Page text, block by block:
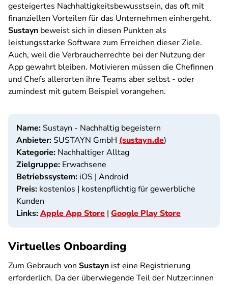
gesteigertes Nachhaltigkeitsbewusstsein, das oft mit
finanziellen Vorteilen für das Unternehmen einhergeht.
Sustayn beweist sich in diesen Punkten als
leistungsstarke Software zum Erreichen dieser Ziele.
Auch, weil die Verbraucherrechte bei der Nutzung der
App gewahrt bleiben. Motivieren müssen die Chefinnen
und Chefs allerorten ihre Teams aber selbst - oder
zumindest mit gutem Beispiel vorangehen.
Name: Sustayn - Nachhaltig begeistern
Anbieter: SUSTAYN GmbH (sustayn.de)
Kategorie: Nachhaltiger Alltag
Zielgruppe: Erwachsene
Betriebssystem: iOS | Android
Preis: kostenlos | kostenpflichtig für gewerbliche
Kunden
Links:Apple App Store | Google Play Store
Virtuelles Onboarding
Zum Gebrauch von Sustayn ist eine Registrierung
erforderlich. Da der überwiegende Teil der Nutzer:innen